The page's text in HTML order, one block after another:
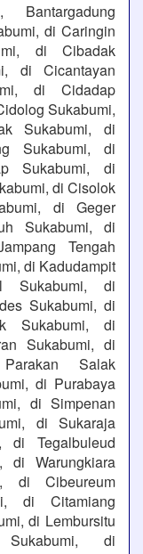
Bantargadung
di Caringin
di Cibadak
di Cicantayan
di Cidadap
Sukabumi,
Sukabumi, di
Sukabumi, di
Sukabumi, di
di Cisolok
di Geger
Sukabumi, di
Tengah
di Kadudampit
Sukabumi, di
Sukabumi, di
Sukabumi, di
Sukabumi, di
Salak
di Purabaya
di Simpenan
di Sukaraja
di Tegalbuleud
di Warungkiara
di Cibeureum
di Citamiang
di Lembursitu
di